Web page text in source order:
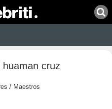
cruz
/ Maestros